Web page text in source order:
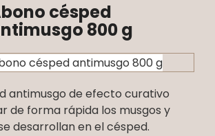
césped
800 g
antimusgo de efecto curativo
de forma rápida los musgos y
desarrollan en el césped.